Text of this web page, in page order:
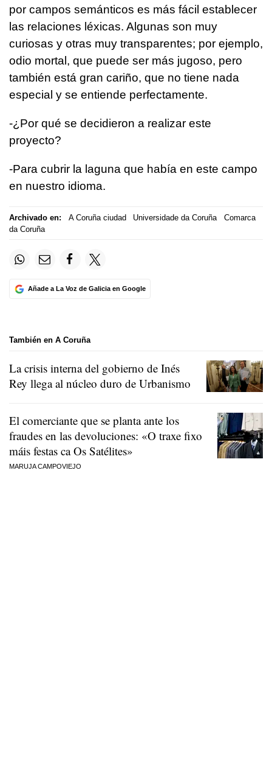
por campos semánticos es más fácil establecer
las relaciones léxicas. Algunas son muy
curiosas y otras muy transparentes; por ejemplo,
odio mortal, que puede ser más jugoso, pero
también está gran cariño, que no tiene nada
especial y se entiende perfectamente.
-¿Por qué se decidieron a realizar este
proyecto?
-Para cubrir la laguna que había en este campo
en nuestro idioma.
Archivado en: A Coruña ciudad Universidade da Coruña
Comarca
da Coruña
Añade a La Voz de Galicia en Google
También en A Coruña
La crisis interna del gobierno de Inés
Rey llega al núcleo duro de Urbanismo
El comerciante que se planta ante los
fraudes en las devoluciones: «O traxe fixo
máis festas ca Os Satélites»
MARUJA CAMPOVIEJO